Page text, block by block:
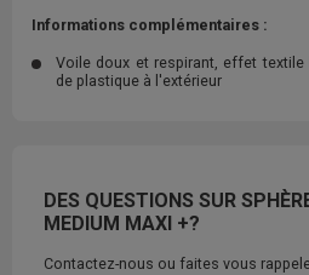
Informations complémentaires :
Voile doux et respirant, effet textile
de plastique à l'extérieur
DES QUESTIONS SUR
MEDIUM MAXI +?
Contactez-nous ou faites vous